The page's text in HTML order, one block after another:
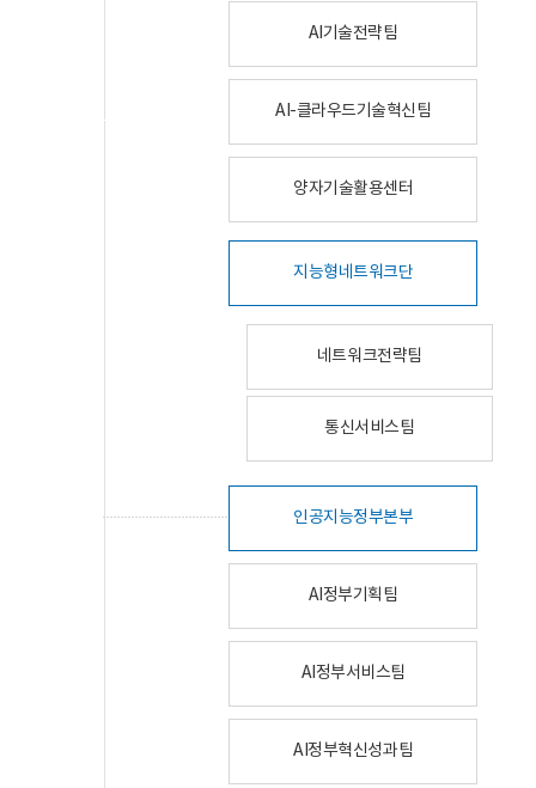
AI기술전략팀
AI-클라우드기술혁신팀
양자기술활용센터
지능형네트워크단
네트워크전략팀
통신서비스팀
인공지능정부본부
AI정부기획팀
AI정부서비스팀
AI정부혁신성과팀